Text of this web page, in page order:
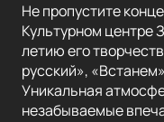
Не пропустите
Культурном центре
летию его
русский»,
Уникальная
незабываемые